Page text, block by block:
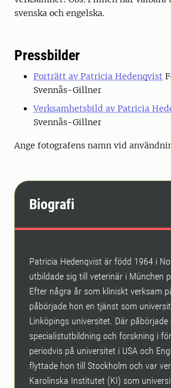
svenska och engelska.
Pressbilder
Porträtt av Patricia Hedenqvist
Svennås-Gillner
Verksamhetsbild av Patricia
Svennås-Gillner
Ange fotografens namn vid
Biografi
Patricia Hedenqvist är född 1964 i
utbildade sig till veterinär i München
Efter några år som kliniskt verksam
påbörjade hon en tjänst som
Linköpings universitet. Där påbörjade
specialistutbildning och forskning i
periodvis på universitet i USA och
flyttade hon till Stockholm och var
Karolinska Institutet (KI) som